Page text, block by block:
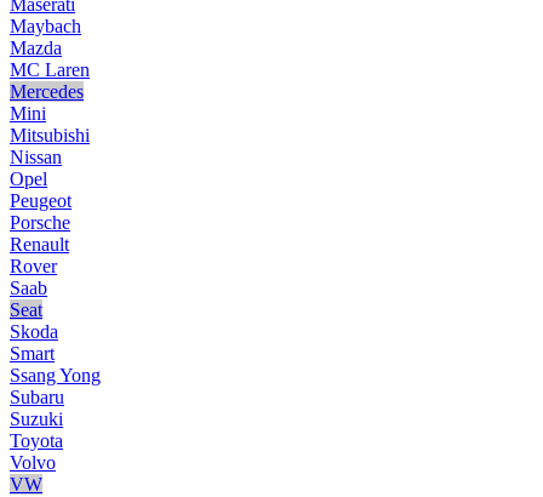
Maserati
Maybach
Mazda
MC Laren
Mercedes
Mini
Mitsubishi
Nissan
Opel
Peugeot
Porsche
Renault
Rover
Saab
Seat
Skoda
Smart
Ssang Yong
Subaru
Suzuki
Toyota
Volvo
VW